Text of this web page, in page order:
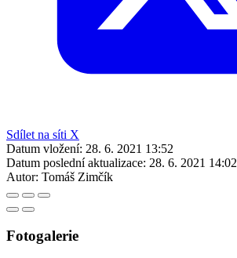
Sdílet na síti X
Datum vložení: 28. 6. 2021 13:52
Datum poslední aktualizace: 28. 6. 2021 14:02
Autor: Tomáš Zimčík
Fotogalerie